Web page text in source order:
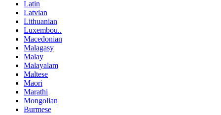
Latin
Latvian
Lithuanian
Luxembou..
Macedonian
Malagasy
Malay
Malayalam
Maltese
Maori
Marathi
Mongolian
Burmese